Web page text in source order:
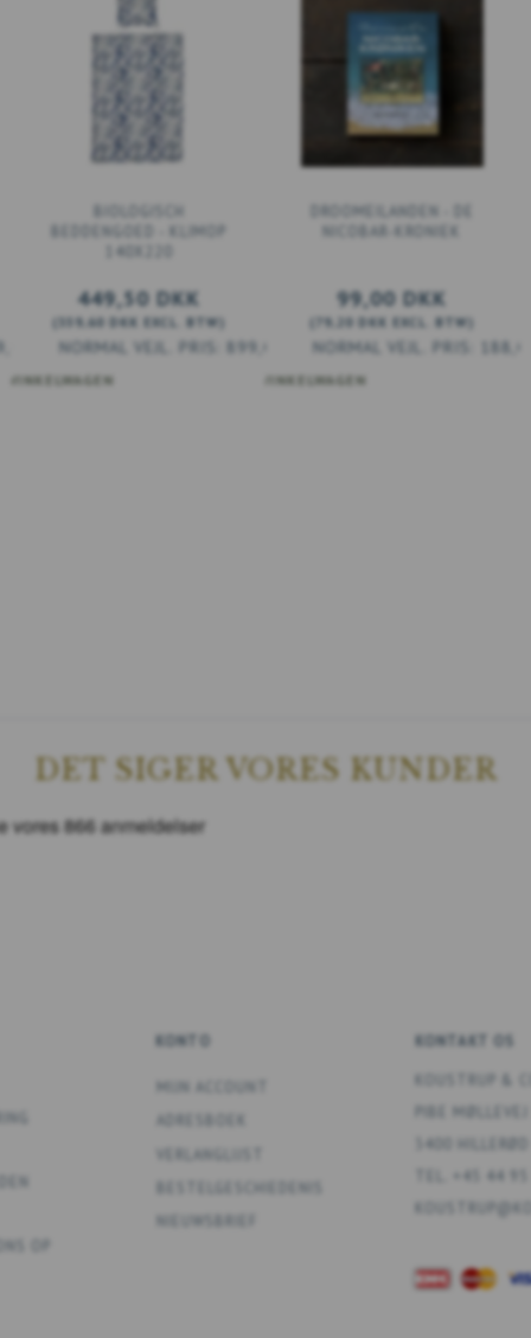
DKK
BIOLOGISCH
BEDDENGOED - KLIMOP
140X220
449,50 DKK
(359,60 DKK EXCL. BTW)
899,00 DKK
WINKELWAGEN
DROOMEILANDEN - DE
NICOBAR-KRONIEK
99,00 DKK
( 79,20 DKK EXCL. BTW)
VOEG TOE AAN WINKELWAGEN
DET SIGER VORES KUNDER
OP
KONTO
MIJN ACCOUNT
ADRESBOEK
VERLANGLIJST
NIEUWSBRIEF
KONTAKT OS
PIBE MØLLEVEJ
3400 HILLERØD
TEL. +45 44 95